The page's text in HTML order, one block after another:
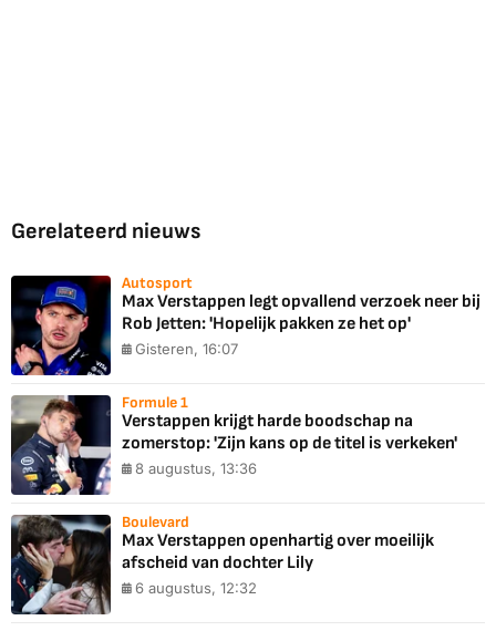
Gerelateerd nieuws
Autosport
Max Verstappen legt opvallend verzoek neer bij
Rob Jetten: 'Hopelijk pakken ze het op'
Gisteren, 16:07
Formule 1
Verstappen krijgt harde boodschap na
zomerstop: 'Zijn kans op de titel is verkeken'
8 augustus, 13:36
Boulevard
Max Verstappen openhartig over moeilijk
afscheid van dochter Lily
6 augustus, 12:32